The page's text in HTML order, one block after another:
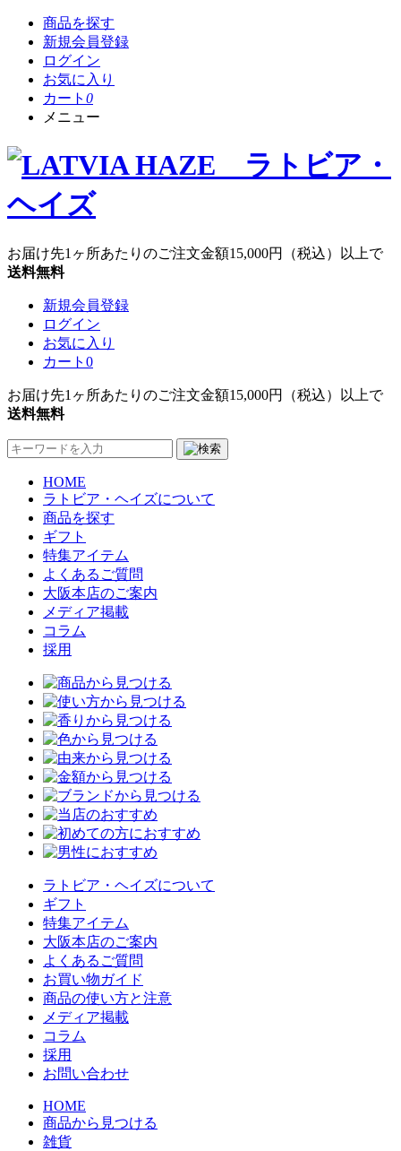
商品を探す
新規会員登録
ログイン
お気に入り
カート 0
メニュー
お届け先1ヶ所あたりのご注文金額15,000円
（税込）以上で
送料無料
新規会員登録
ログイン
お気に入り
カート 0
お届け先1ヶ所あたりのご注文金額15,000円
（税込）以上で
送料無料
HOME
ラトビア・ヘイズについて
商品を探す
ギフト
特集アイテム
よくあるご質問
大阪本店のご案内
メディア掲載
コラム
採用
ラトビア・ヘイズについて
ギフト
特集アイテム
大阪本店のご案内
よくあるご質問
お買い物ガイド
商品の使い方と注意
メディア掲載
コラム
採用
お問い合わせ
HOME
商品から見つける
雑貨